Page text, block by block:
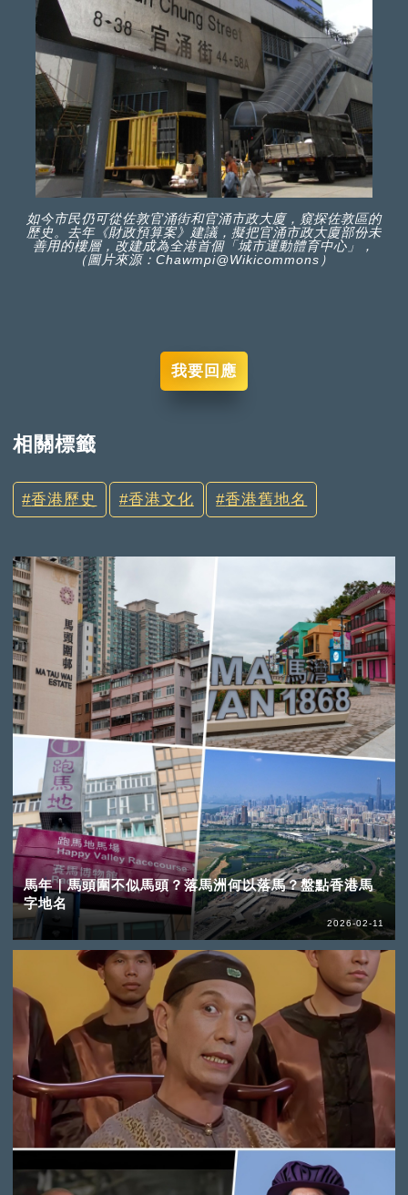
如今市民仍可從佐敦官涌街和官涌市政大廈，窺探佐敦區的
歷史。去年《財政預算案》建議，擬把官涌市政大廈部份未
善用的樓層，改建成為全港首個「城市運動體育中心」，
（圖片來源：Chawmpi@Wikicommons）
我要回應
相關標籤
香港歷史 香港文化 香港舊地名
馬年｜馬頭圍不似馬頭？落馬洲何以落馬？盤點香港馬
字地名
2026-02-11